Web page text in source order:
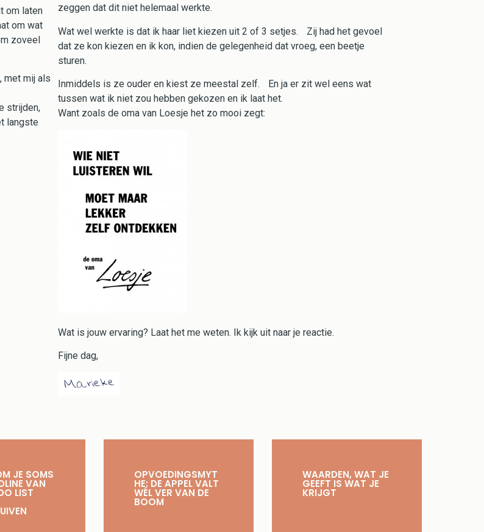
om laten
om wat
zoveel
met mij als
strijden,
langste
zeggen dat dit niet helemaal werkte.
Wat wel werkte is dat ik haar liet kiezen uit 2 of 3 setjes. Zij had het gevoel
dat ze kon kiezen en ik kon, indien de gelegenheid dat vroeg, een beetje
sturen.
Inmiddels is ze ouder en kiest ze meestal zelf. En ja er zit wel eens wat
tussen wat ik niet zou hebben gekozen en ik laat het.
Want zoals de oma van Loesje het zo mooi zegt:
Wat is jouw ervaring? Laat het me weten. Ik kijk uit naar je reactie.
Fijne dag,
JE SOMS
VAN
LIST
OPVOEDINGSMYT
HE: DE APPEL VALT
WÉL VER VAN DE
BOOM
WAARDEN, WAT JE
GEEFT IS WAT JE
KRIJGT